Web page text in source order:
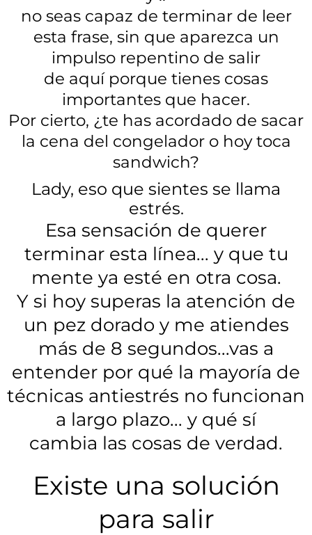
no seas capaz de terminar de leer
esta frase, sin que aparezca un
impulso repentino de salir
de aquí porque tienes cosas
importantes que hacer.
Por cierto, ¿te has acordado de sacar
la cena del congelador o hoy toca
sandwich?
Lady, eso que sientes se llama
estrés.
Esa sensación de querer
terminar esta línea... y que tu
mente ya esté en otra cosa.
Y si hoy superas la atención de
un pez dorado y me atiendes
más de 8 segundos...vas a
entender por qué la mayoría de
técnicas antiestrés no funcionan
a largo plazo... y qué sí
cambia las cosas de verdad.
Existe una solución
para salir